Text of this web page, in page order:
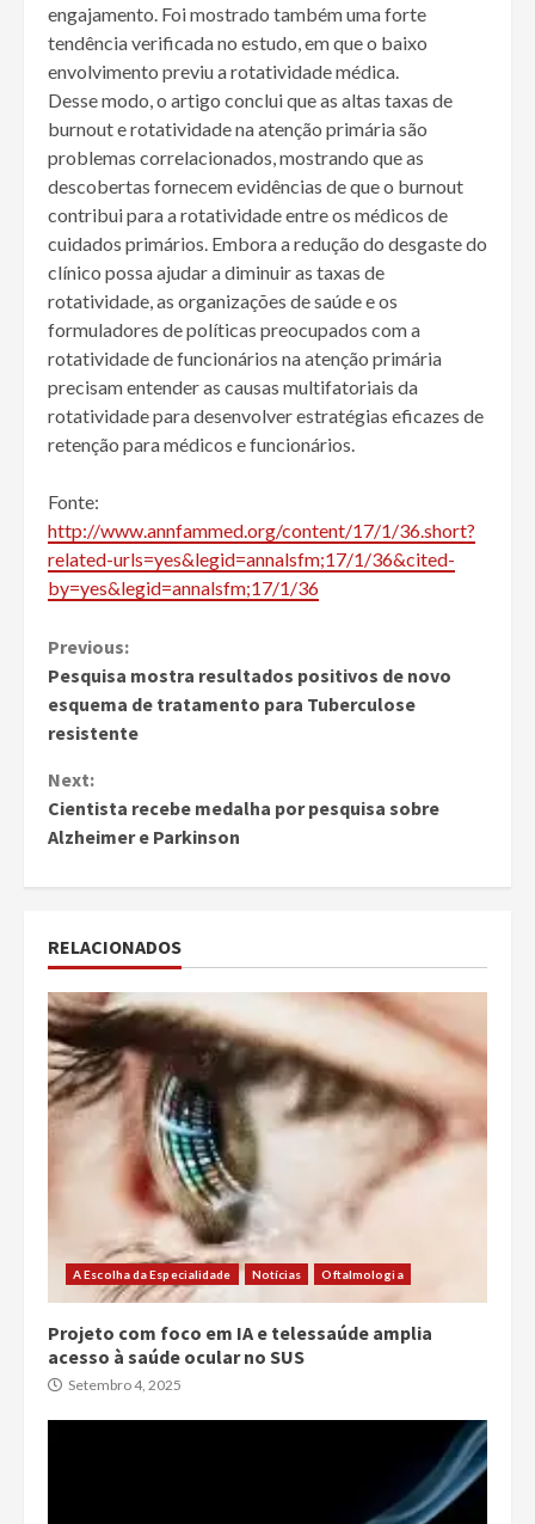
engajamento. Foi mostrado também uma forte
tendência verificada no estudo, em que o baixo
envolvimento previu a rotatividade médica.
Desse modo, o artigo conclui que as altas taxas de
burnout e rotatividade na atenção primária são
problemas correlacionados, mostrando que as
descobertas fornecem evidências de que o burnout
contribui para a rotatividade entre os médicos de
cuidados primários. Embora a redução do desgaste do
clínico possa ajudar a diminuir as taxas de
rotatividade, as organizações de saúde e os
formuladores de políticas preocupados com a
rotatividade de funcionários na atenção primária
precisam entender as causas multifatoriais da
rotatividade para desenvolver estratégias eficazes de
retenção para médicos e funcionários.
Fonte:
http://www.annfammed.org/content/17/1/36.short?
related-urls=yes&legid=annalsfm;17/1/36&cited-
by=yes&legid=annalsfm;17/1/36
Continue
Reading
Previous:
Pesquisa mostra resultados positivos de novo
esquema de tratamento para Tuberculose
resistente
Next:
Cientista recebe medalha por pesquisa sobre
Alzheimer e Parkinson
RELACIONADOS
A Escolha da Especialidade Notícias Oftalmologia
Projeto com foco em IA e telessaúde amplia
acesso à saúde ocular no SUS
Setembro 4, 2025